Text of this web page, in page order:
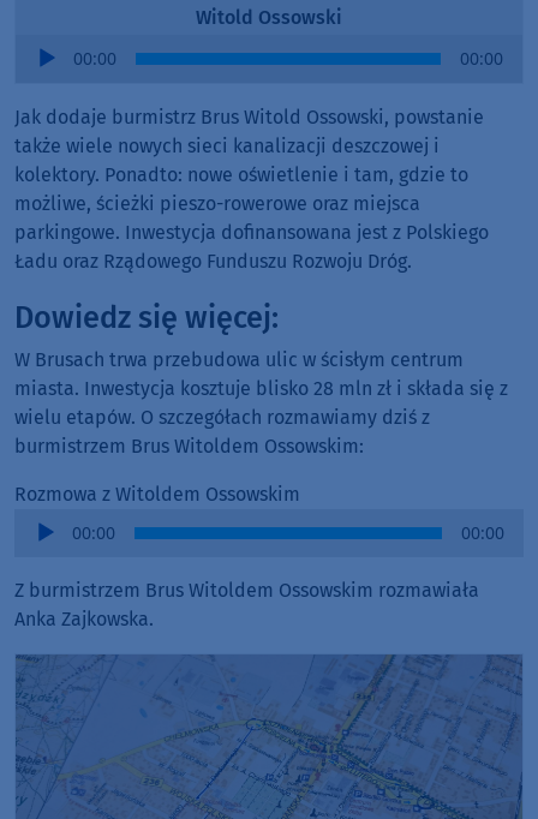
Witold Ossowski
Audio
00:00 00:00
Jak dodaje burmistrz Brus Witold Ossowski, powstanie
także wiele nowych sieci kanalizacji deszczowej i
kolektory. Ponadto: nowe oświetlenie i tam, gdzie to
możliwe, ścieżki pieszo-rowerowe oraz miejsca
parkingowe. Inwestycja dofinansowana jest z Polskiego
Ładu oraz Rządowego Funduszu Rozwoju Dróg.
Dowiedz się więcej:
W Brusach trwa przebudowa ulic w ścisłym centrum
miasta. Inwestycja kosztuje blisko 28 mln zł i składa się z
wielu etapów. O szczegółach rozmawiamy dziś z
burmistrzem Brus Witoldem Ossowskim:
Rozmowa z Witoldem Ossowskim
Audio
00:00 00:00
Z burmistrzem Brus Witoldem Ossowskim rozmawiała
Anka Zajkowska.